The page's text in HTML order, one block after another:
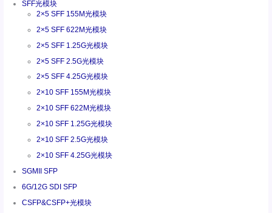
SFF光模块
2×5 SFF 155M光模块
2×5 SFF 622M光模块
2×5 SFF 1.25G光模块
2×5 SFF 2.5G光模块
2×5 SFF 4.25G光模块
2×10 SFF 155M光模块
2×10 SFF 622M光模块
2×10 SFF 1.25G光模块
2×10 SFF 2.5G光模块
2×10 SFF 4.25G光模块
SGMII SFP
6G/12G SDI SFP
CSFP&CSFP+光模块